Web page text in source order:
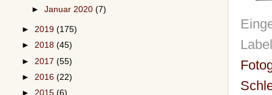
►Januar 2020(7)
► 2019 (175)
► 2018 (45)
► 2017 (55)
► 2016 (22)
► 2015 (6)